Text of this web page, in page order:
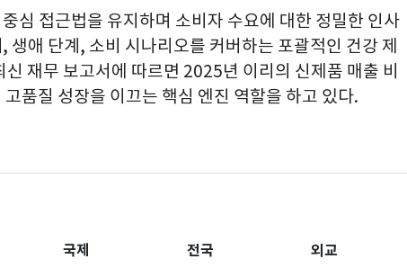
심 접근법을 유지하며 소비자 수요에 대한 정밀한 인사
생애 단계, 소비 시나리오를 커버하는 포괄적인 건강 제
재무 보고서에 따르면 2025년 이리의 신제품 매출 비
품질 성장을 이끄는 핵심 엔진 역할을 하고 있다.
국제 전국 외교